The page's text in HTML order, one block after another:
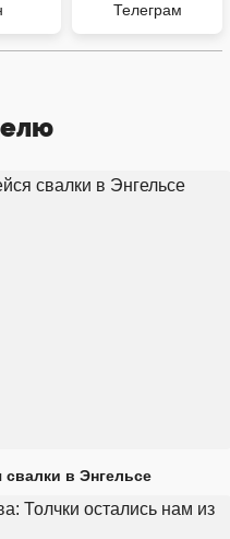
Телеграм
в Энгельсе